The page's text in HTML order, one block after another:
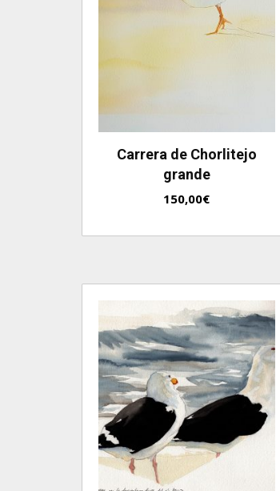
Carrera de Chorlitejo
grande
150,00€